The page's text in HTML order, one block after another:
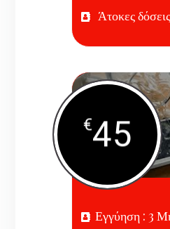
Άτοκες
€45
Εγγύηση : 3